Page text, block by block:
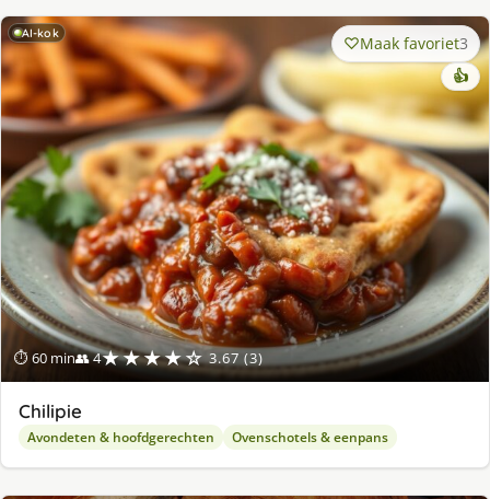
AI-kok
⏱ 60 min👥 4★★★★☆ 3.67 (3)
Maak favoriet3
👍
Chilipie
Avondeten & hoofdgerechten Ovenschotels & eenpans